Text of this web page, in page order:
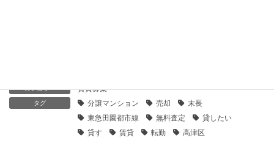
カテゴリー 賃貸募集
タグ 分譲マンション 売却
末長
東急田園都市線
無料査定
貸したい
貸す
賃貸 転勤 高津区